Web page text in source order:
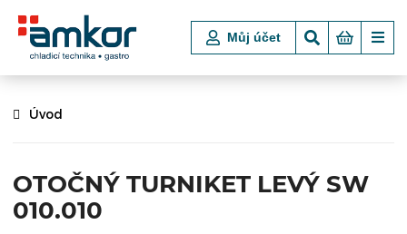
Můj účet
Úvod
OTOČNÝ TURNIKET LEVÝ SW
010.010